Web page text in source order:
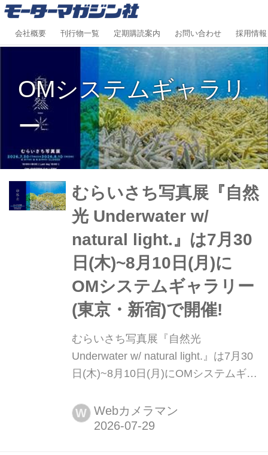
会社概要 刊行物一覧 定期購読案内 お問い合わせ 採用情報
OMシステムギャラリ
ー
むらいさち写真展『自然
光 Underwater w/
natural light.』は7月30
日(木)~8月10日(月)に
OMシステムギャラリー
(東京・新宿)で開催!
むらいさち写真展『自然光
Underwater w/ natural light.』は7月30
日(木)~8月10日(月)にOMシステムギャ
さんの写真展『自然光 Underwater w/
natural light.』が7月30日(木)~8月10日
W Webカメラマン